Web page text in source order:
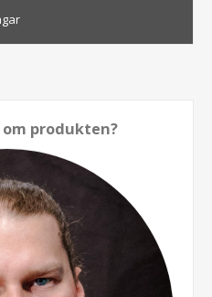
produkten?